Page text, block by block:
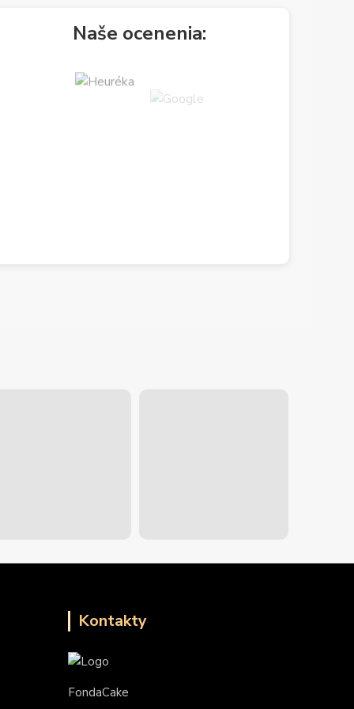
Naše ocenenia:
Kontakty
FondaCake